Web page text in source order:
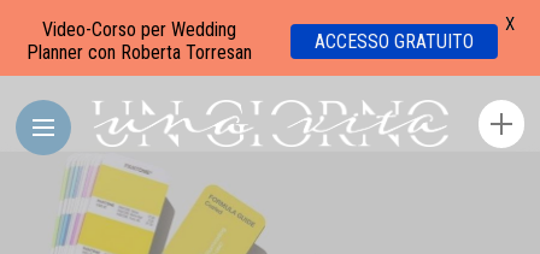
Video-Corso per Wedding
Planner con Roberta Torresan
ACCESSO GRATUITO
X